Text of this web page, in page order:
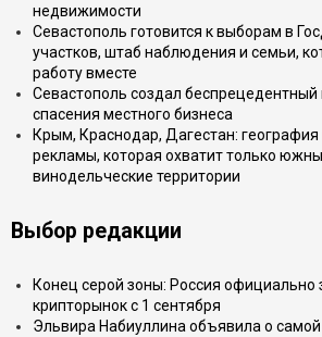
недвижимости
Севастополь готовится к выборам в
участков, штаб наблюдения и семьи,
работу вместе
Севастополь создал
спасения местного бизнеса
Крым, Краснодар, Дагестан:
рекламы, которая охватит только
винодельческие территории
Выбор редакции
Конец серой зоны: Россия официально
крипторынок с 1 сентября
Эльвира Набиуллина объявила о